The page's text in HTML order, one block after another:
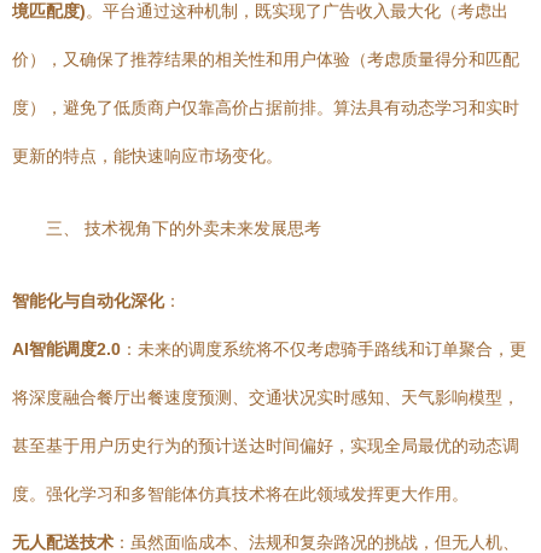
境匹配度)。平台通过这种机制，既实现了广告收入最大化（考虑出
价），又确保了推荐结果的相关性和用户体验（考虑质量得分和匹配
度），避免了低质商户仅靠高价占据前排。算法具有动态学习和实时
更新的特点，能快速响应市场变化。
三、 技术视角下的外卖未来发展思考
智能化与自动化深化：
AI智能调度2.0 ：未来的调度系统将不仅考虑骑手路线和订单聚合，更
将深度融合餐厅出餐速度预测、交通状况实时感知、天气影响模型，
甚至基于用户历史行为的预计送达时间偏好，实现全局最优的动态调
度。强化学习和多智能体仿真技术将在此领域发挥更大作用。
无人配送技术 ：虽然面临成本、法规和复杂路况的挑战，但无人机、